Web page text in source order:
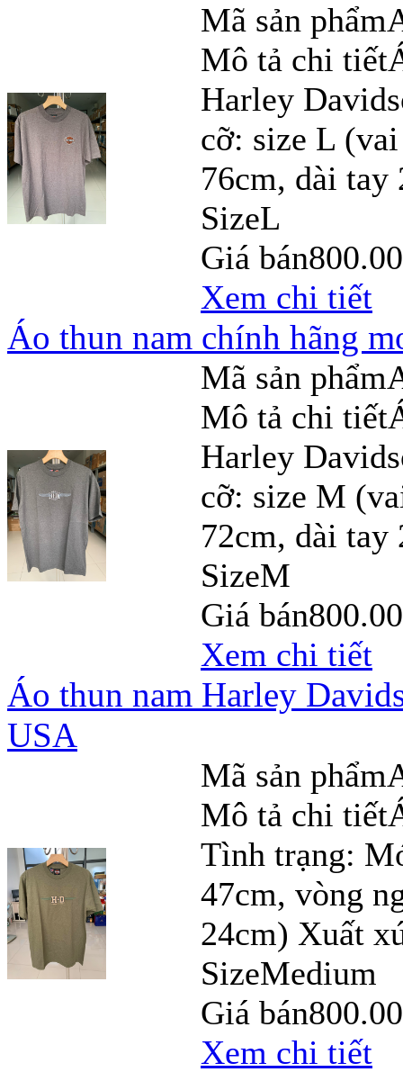
Mã sản phẩm
Mô tả chi tiết
Harley
cỡ: size L
76cm, dài
SizeL
Giá bán
Xem chi tiết
Áo thun nam chính hãng
Mã sản phẩm
Mô tả chi tiết
Harley
cỡ: size M
72cm, dài
SizeM
Giá bán
Xem chi tiết
Áo thun nam Harley
USA
Mã sản phẩm
Mô tả chi tiết
Tình trạng:
47cm, vòng
24cm) Xuất
SizeMedium
Giá bán
Xem chi tiết